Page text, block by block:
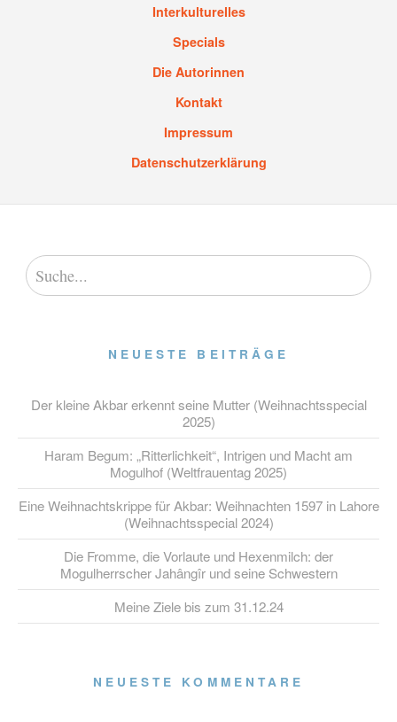
Interkulturelles
Specials
Die Autorinnen
Kontakt
Impressum
Datenschutzerklärung
NEUESTE BEITRÄGE
Der kleine Akbar erkennt seine Mutter (Weihnachtsspecial
2025)
Haram Begum: „Ritterlichkeit“, Intrigen und Macht am
Mogulhof (Weltfrauentag 2025)
Eine Weihnachtskrippe für Akbar: Weihnachten 1597 in Lahore
(Weihnachtsspecial 2024)
Die Fromme, die Vorlaute und Hexenmilch: der
Mogulherrscher Jahângîr und seine Schwestern
Meine Ziele bis zum 31.12.24
NEUESTE KOMMENTARE